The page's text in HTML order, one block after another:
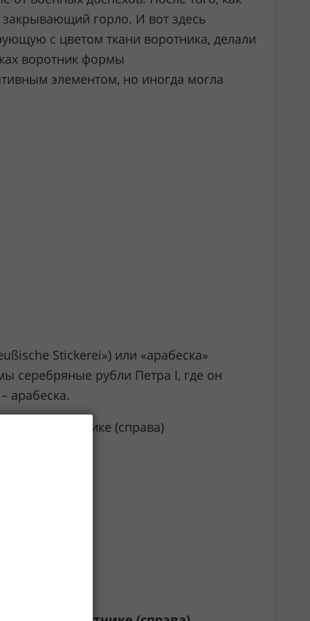
горло. И вот здесь
с цветом ткани воротника, делали
воротник формы
элементом, но иногда могла
Stickerei») или «арабеска»
серебряные рубли Петра I, где он
арабеска.